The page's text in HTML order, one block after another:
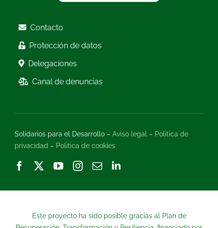
Contacto
Protección de datos
Delegaciones
Canal de denuncias
Solidarios para el Desarrollo – Aviso legal – Politica de
privacidad – Politica de cookies
Este proyecto ha sido posible gracias al Plan de